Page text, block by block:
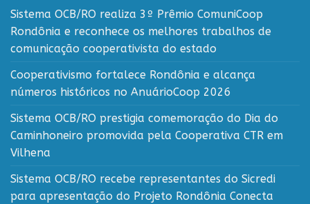
Sistema OCB/RO realiza 3º Prêmio ComuniCoop
Rondônia e reconhece os melhores trabalhos de
comunicação cooperativista do estado
Cooperativismo fortalece Rondônia e alcança
números históricos no AnuárioCoop 2026
Sistema OCB/RO prestigia comemoração do Dia do
Caminhoneiro promovida pela Cooperativa CTR em
Vilhena
Sistema OCB/RO recebe representantes do Sicredi
para apresentação do Projeto Rondônia Conecta